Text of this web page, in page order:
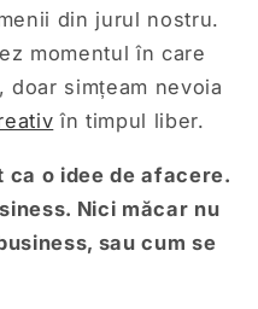
din jurul nostru.
momentul în care
doar simțeam nevoia
în timpul liber.
ca o idee de afacere.
Nici măcar nu
sau cum se